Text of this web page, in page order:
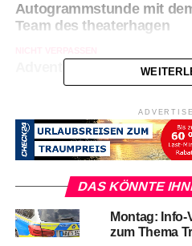
Autogrammstunde mit
Team des theaterhagen
Adventskonzert
DAS KÖNNTE
Montag:
zum Thema